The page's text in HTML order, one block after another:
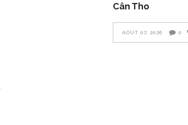
Cân Tho
AOÛT 07, 2026 0